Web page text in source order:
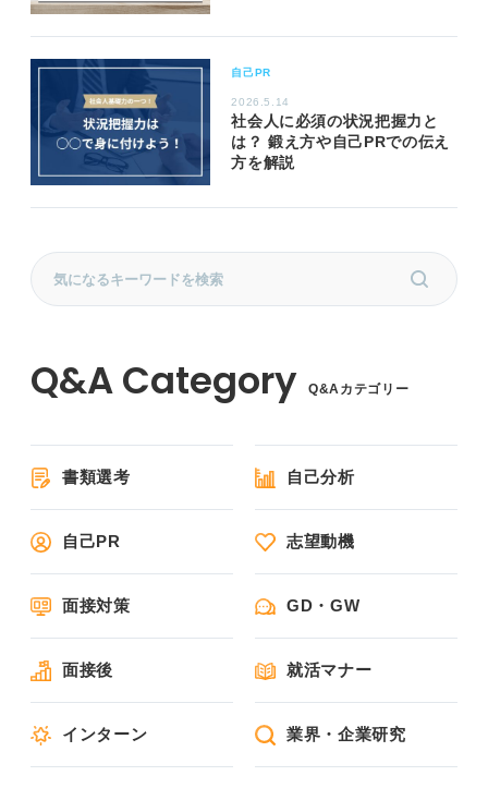
自己PR
2026.5.14
社会人に必須の状況把握力と
は？ 鍛え方や自己PRでの伝え
方を解説
Q&Aカテゴリー
書類選考 自己分析
自己PR 志望動機
面接対策 GD・GW
面接後 就活マナー
インターン 業界・企業研究